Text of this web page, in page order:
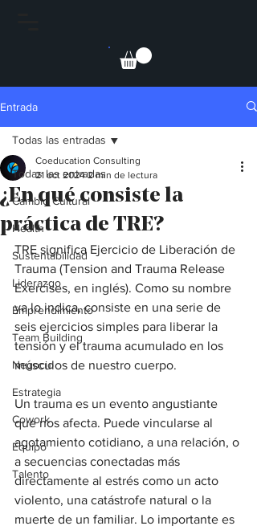
Entrada
Todas las entradas
Cambio Cultural
Health
Sustentabilidad
Liderazgo
Emprendimiento
Team Building
Negocio
Estrategia
Cowork
Equipo
Talento
Todas las entradas
¿En qué consiste la
práctica de TRE?
Coeducation Consulting
21 oct 2024 2 min de lectura
TRE significa Ejercicio de Liberación de
Trauma (Tension and Trauma Release
Exercises, en inglés). Como su nombre
ya lo indica, consiste en una serie de
seis ejercicios simples para liberar la
tensión y el trauma acumulado en los
músculos de nuestro cuerpo.
Un trauma es un evento angustiante
que nos afecta. Puede vincularse al
agotamiento cotidiano, a una relación, o
a secuencias conectadas más
directamente al estrés como un acto
violento, una catástrofe natural o la
muerte de un familiar. Lo importante es